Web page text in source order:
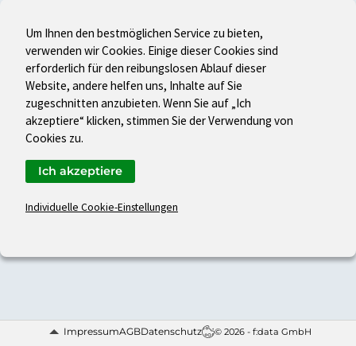
ImpressumAGBDatenschutz © 2026 - f:data GmbH
Um Ihnen den bestmöglichen Service zu bieten,
verwenden wir Cookies. Einige dieser Cookies sind
erforderlich für den reibungslosen Ablauf dieser
Website, andere helfen uns, Inhalte auf Sie
zugeschnitten anzubieten. Wenn Sie auf „Ich
akzeptiere“ klicken, stimmen Sie der Verwendung von
Cookies zu.
Individuelle Cookie-Einstellungen
Ich akzeptiere